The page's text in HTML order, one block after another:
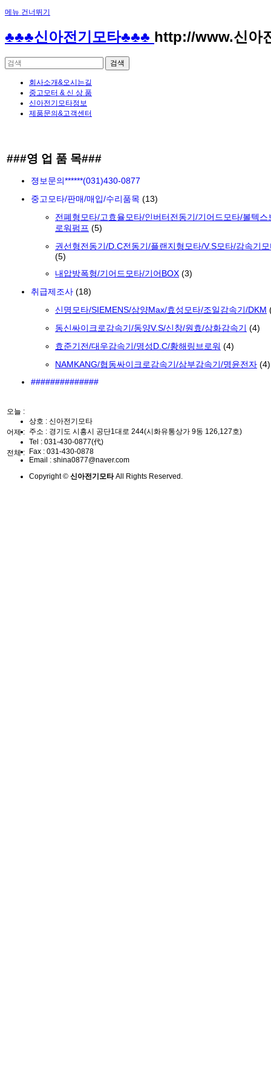
메뉴 건너뛰기
♣♣♣신아전기모타♣♣♣ http://www.신아
회사소개&오시는길
중고모터 & 신 상 품
신아전기모타정보
제품문의&고객센터
###영 업 품 목###
졍보문의******(031)430-0877
중고모타/판매/매입/수리품목 (13)
전폐형모타/고효율모타/인버터전동기/기어드모타/볼텍스
로워펌프 (5)
권선형전동기/D.C전동기/플랜지형모타/V.S모타/감속기
(5)
내압방폭형/기어드모타/기어BOX (3)
취급제조사 (18)
신명모타/SIEMENS/삼양Max/효성모타/조일감속기/DKM
동신싸이크로감속기/동양V.S/신창/원효/삼화감속기
(4)
효준기전/대우감속기/명성D.C/황해링브로워 (4)
NAMKANG/협동싸이크로감속기/삼부감속기/명윤전자 (4)
##############
오늘 :
어제 :
전체 :
상호 : 신아전기모타
주소 : 경기도 시흥시 공단1대로 244(시화유통상가 9동 126,127호)
Tel : 031-430-0877(代)
Fax : 031-430-0878
Email : shina0877@naver.com
Copyright © 신아전기모타All Rights Reserved.